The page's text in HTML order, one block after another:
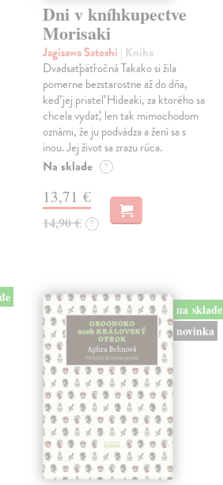
Dni v kníhkupectve
Morisaki
Jagisawa Satoshi | Kniha
Dvadsaťpäťročná Takako si žila
pomerne bezstarostne až do dňa,
keď jej priateľ Hideaki, za ktorého sa
chcela vydať, len tak mimochodom
oznámi, že ju podvádza a žení sa s
inou. Jej život sa zrazu rúca.
Na sklade ?
13,71 €
14,90 € ?
na sklade
novinka